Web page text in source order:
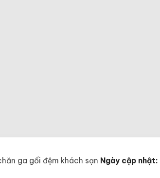
ga gối đệm khách sạn Ngày cập nhật: